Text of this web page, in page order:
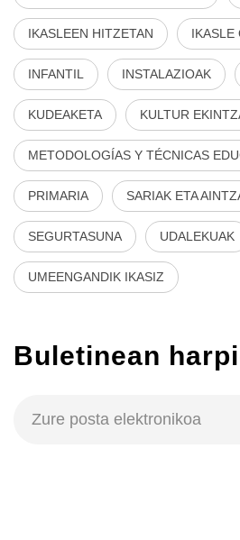
IKASLEEN HITZETAN IKASLE
INFANTIL INSTALAZIOAK
KUDEAKETA KULTUR
METODOLOGÍAS Y TÉCNICAS
PRIMARIA SARIAK ETA
SEGURTASUNA UDALEKUAK
UMEENGANDIK IKASIZ
Buletinean